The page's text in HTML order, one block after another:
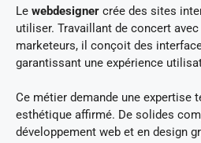
Le webdesigner crée des sites
utiliser. Travaillant de concert
marketeurs, il conçoit des
garantissant une expérience
Ce métier demande une expertise
esthétique affirmé. De solides
développement web et en design